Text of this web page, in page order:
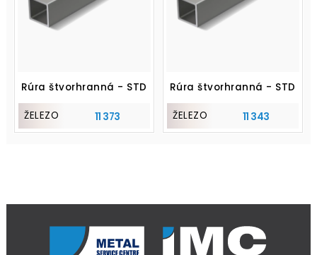
Rúra štvorhranná - STD
ŽELEZO 11 373
Rúra štvorhranná - STD
ŽELEZO 11 343